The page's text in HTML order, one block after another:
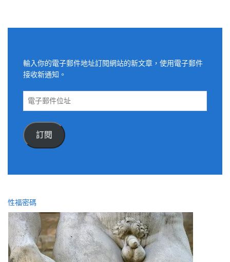
輸入你的電子郵件地址訂閱網站的新文章，使用電子郵件
接收新通知。
電
件
位
訂閱
性福密碼